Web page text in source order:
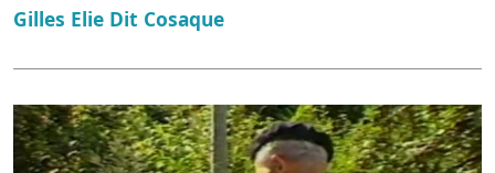
Gilles Elie Dit Cosaque